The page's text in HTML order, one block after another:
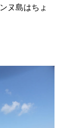
ヌ島はちょ